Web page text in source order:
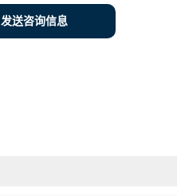
发送咨询信息